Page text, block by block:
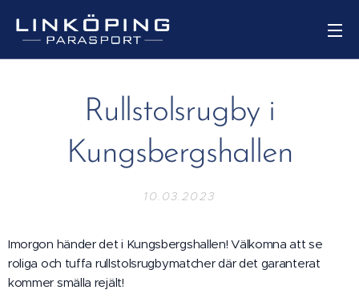
Rullstolsrugby i
Kungsbergshallen
10.03.2023
Imorgon händer det i Kungsbergshallen! Välkomna att se
roliga och tuffa rullstolsrugbymatcher där det garanterat
kommer smälla rejält!